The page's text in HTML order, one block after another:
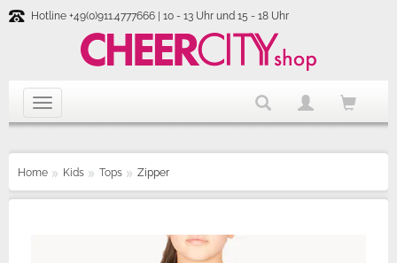
Hotline +49(0)911.4777666 | 10 - 13 Uhr und 15 - 18 Uhr
Home Kids Tops Zipper